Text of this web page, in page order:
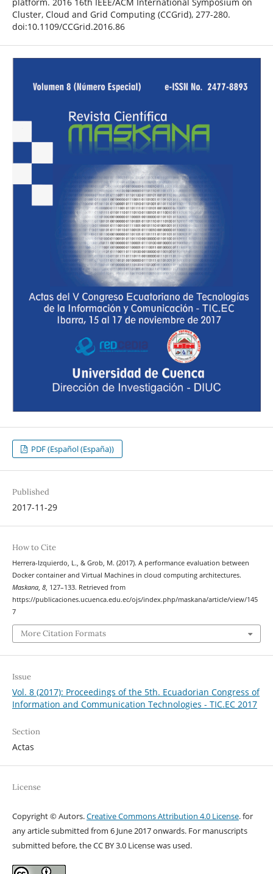
Cluster, Cloud and Grid Computing (CCGrid), 277-280.
doi:10.1109/CCGrid.2016.86
PDF (Español (España))
Published
2017-11-29
How to Cite
Herrera-Izquierdo, L., & Grob, M. (2017). A performance evaluation between
Docker container and Virtual Machines in cloud computing architectures.
Maskana, 8, 127–133. Retrieved from
https://publicaciones.ucuenca.edu.ec/ojs/index.php/maskana/article/view/145
7
More Citation Formats
Issue
Vol. 8 (2017): Proceedings of the 5th. Ecuadorian Congress of
Information and Communication Technologies - TIC.EC 2017
Section
Actas
License
Copyright © Autors.Creative Commons Attribution 4.0 License. for
any article submitted from 6 June 2017 onwards. For manuscripts
submitted before, the CC BY 3.0 License was used.